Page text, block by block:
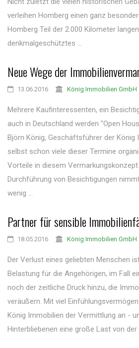
verleihen Homberg einen ganz
Homberg Teil der 2.000 Kilometer
denkmalgeschütztes ...
Neue Wege der
13.06.2016 König Immobilien GmbH
Mehrere Kaufinteressenten, ein
auch in Deutschland werden "Open
Björn König, Geschäftsführer der
selbst schon viele dieser Termine
Vorteile in diesem
Durchführung von Besichtigungen
wenig ...
Partner für sensible
18.05.2016 König Immobilien GmbH
Der Verlust eines geliebten Menschen
Belastung für die Angehörigen, im Fall
noch der zeitliche Druck hinzu, die
veräußern. Mit viel
König Immobilien der Vermittlung an -
Hinterbliebenen eine große Last von der